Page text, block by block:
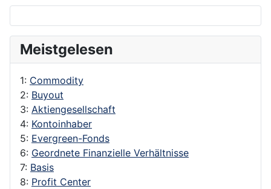
Meistgelesen
1: Commodity
2: Buyout
3: Aktiengesellschaft
4: Kontoinhaber
5: Evergreen-Fonds
6: Geordnete Finanzielle Verhältnisse
7: Basis
8: Profit Center